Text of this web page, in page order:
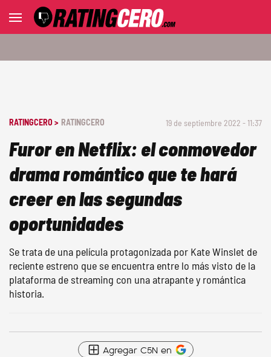
RATINGCERO > RATINGCERO 19 de septiembre 2022 - 11:37
Furor en Netflix: el conmovedor
drama romántico que te hará
creer en las segundas
oportunidades
Se trata de una película protagonizada por Kate Winslet de
reciente estreno que se encuentra entre lo más visto de la
plataforma de streaming con una atrapante y romántica
historia.
Agregar C5N en